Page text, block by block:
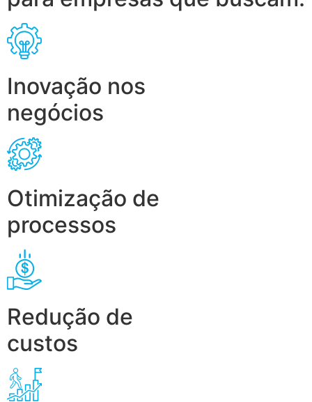
Inovação nos
negócios
Otimização de
processos
Redução de
custos